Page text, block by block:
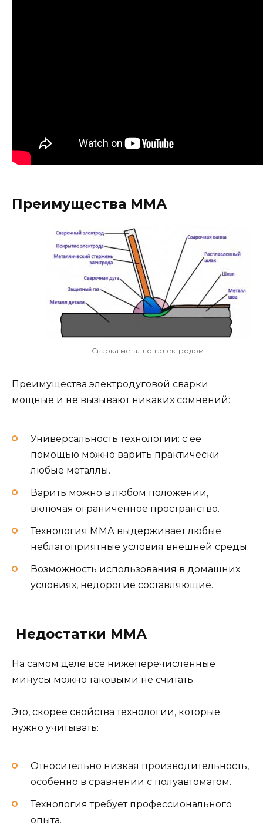
Преимущества ММА
Сварка металлов электродом.
Преимущества электродуговой сварки
мощные и не вызывают никаких сомнений:
Универсальность технологии: с ее
помощью можно варить практически
любые металлы.
Варить можно в любом положении,
включая ограниченное пространство.
Технология ММА выдерживает любые
неблагоприятные условия внешней среды.
Возможность использования в домашних
условиях, недорогие составляющие.
Недостатки ММА
На самом деле все нижеперечисленные
минусы можно таковыми не считать.
Это, скорее свойства технологии, которые
нужно учитывать:
Относительно низкая производительность,
особенно в сравнении с полуавтоматом.
Технология требует профессионального
опыта.